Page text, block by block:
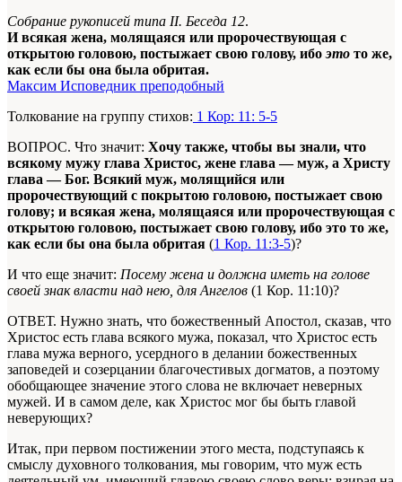
Собрание рукописей типа II. Беседа 12.
И всякая жена, молящаяся или пророчествующая с
открытою головою, постыжает свою голову, ибоэто то же,
как если бы она была обритая.
Максим Исповедник преподобный
Толкование на группу стихов: 1 Кор: 11: 5-5
ВОПРОС. Что значит: Хочу также, чтобы вы знали, что
всякому мужу глава Христос, жене глава — муж, а Христу
глава — Бог. Всякий муж, молящийся или
пророчествующий с покрытою головою, постыжает свою
голову; и всякая жена, молящаяся или пророчествующая с
открытою головою, постыжает свою голову, ибо это то же,
как если бы она была обритая (1 Кор. 11:3-5)?
И что еще значит: Посему жена и должна иметь на голове
своей знак власти над нею, для Ангелов (1 Кор. 11:10)?
ОТВЕТ. Нужно знать, что божественный Апостол, сказав, что
Христос есть глава всякого мужа, показал, что Христос есть
глава мужа верного, усердного в делании божественных
заповедей и созерцании благочестивых догматов, а поэтому
обобщающее значение этого слова не включает неверных
мужей. И в самом деле, как Христос мог бы быть главой
неверующих?
Итак, при первом постижении этого места, подступаясь к
смыслу духовного толкования, мы говорим, что муж есть